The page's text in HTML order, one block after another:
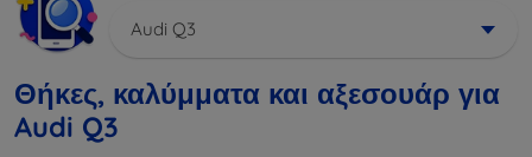
Audi Q3
Θήκες, καλύμματα και αξεσουάρ για
Audi Q3